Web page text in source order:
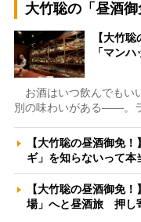
大竹聡の「昼酒御
【大竹
「マン
お酒はいつ飲んでもい
別の味わいがある――。
【大竹聡の昼酒御免
ギ」を知らないって
【大竹聡の昼酒御免
場」へと昼酒旅 押し